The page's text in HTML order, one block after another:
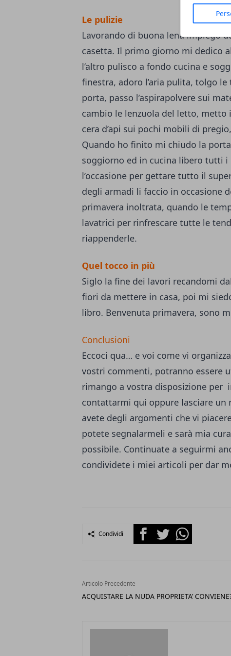
Le pulizie
Lavorando di buona lena impiego
casetta. Il primo giorno mi dedico
l’altro pulisco a fondo cucina e
finestra, adoro l’aria pulita, tolgo
porta, passo l’aspirapolvere sui
cambio le lenzuola del letto,
cera d’api sui pochi mobili di
Quando ho finito mi chiudo la
soggiorno ed in cucina libero tutti
l’occasione per gettare tutto il
degli armadi li faccio in occasione
primavera inoltrata, quando le
lavatrici per rinfrescare tutte le
riappenderle.
Quel tocco in più
Siglo la fine dei lavori recandomi
fiori da mettere in casa, poi mi
libro. Benvenuta primavera, sono
Conclusioni
Eccoci qua… e voi come vi
vostri commenti, potranno essere
rimango a vostra disposizione
contattarmi qui oppure lasciare
avete degli argomenti che vi
potete segnalarmeli e sarà mia
possibile. Continuate a seguirmi
condividete i miei articoli per dar
Condividi FacebookTwitterWhatsapp
Articolo Precedente
ACQUISTARE LA NUDA PROPRIETA’